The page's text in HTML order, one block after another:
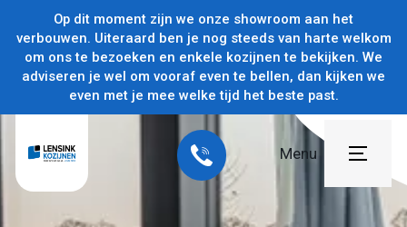
Op dit moment zijn we onze showroom aan het
verbouwen. Uiteraard ben je nog steeds van harte welkom
om ons te bezoeken en enkele kozijnen te bekijken. We
adviseren je wel om vooraf even te bellen, dan kijken we
even met je mee welke tijd het beste past.
Menu